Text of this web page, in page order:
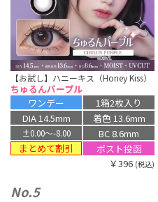
【お試し】ハニーキス（Honey Kiss）
ちゅるんパープル
ワンデー
1箱2枚入り
DIA 14.5mm
着色 13.6mm
±0.00〜-8.00
BC 8.6mm
まとめて割引
ポスト投函
￥396 (税込)
No.5